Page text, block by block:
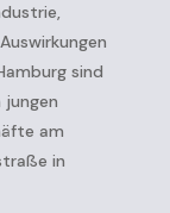
sind
am
in